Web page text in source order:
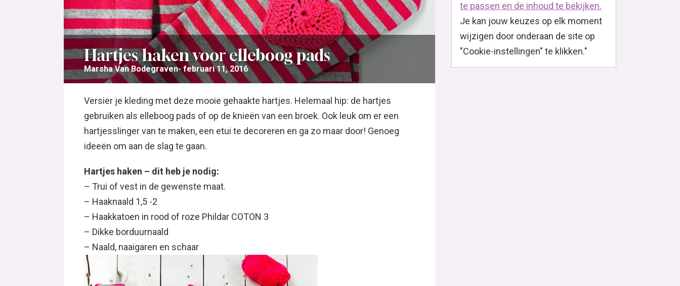
Hartjes haken voor elleboog pads
Marsha Van Bodegraven februari 11, 2016
Versier je kleding met deze mooie gehaakte hartjes. Helemaal hip: de hartjes
gebruiken als elleboog pads of op de knieën van een broek. Ook leuk om er een
hartjesslinger van te maken, een etui te decoreren en ga zo maar door! Genoeg
ideeën om aan de slag te gaan.
Hartjes haken – dit heb je nodig:
– Trui of vest in de gewenste maat.
– Haaknaald 1,5 -2
– Haakkatoen in rood of roze Phildar COTON 3
– Dikke borduurnaald
– Naald, naaigaren en schaar
te passen en de inhoud te bekijken.
Je kan jouw keuzes op elk moment
wijzigen door onderaan de site op
"Cookie-instellingen" te klikken."